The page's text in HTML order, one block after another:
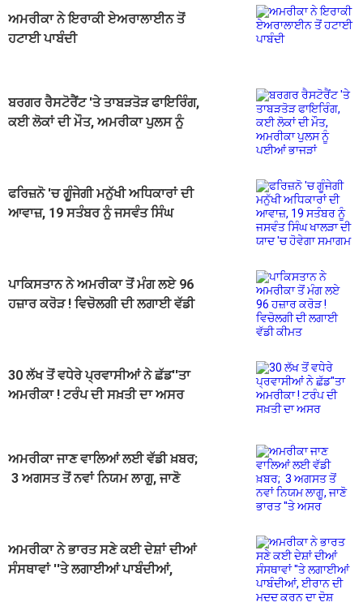
ਅਮਰੀਕਾ ਨੇ ਇਰਾਕੀ ਏਅਰਾਲਾਈਨ ਤੋਂ
ਹਟਾਈ ਪਾਬੰਦੀ
ਬਰਗਰ ਰੈਸਟੋਰੈਂਟ 'ਤੇ ਤਾਬੜਤੋੜ ਫਾਇਰਿੰਗ,
ਕਈ ਲੋਕਾਂ ਦੀ ਮੌਤ, ਅਮਰੀਕਾ ਪੁਲਸ ਨੂੰ
ਫਰਿਜ਼ਨੋ 'ਚ ਗੂੰਜੇਗੀ ਮਨੁੱਖੀ ਅਧਿਕਾਰਾਂ ਦੀ
ਆਵਾਜ਼, 19 ਸਤੰਬਰ ਨੂੰ ਜਸਵੰਤ ਸਿੰਘ
ਪਾਕਿਸਤਾਨ ਨੇ ਅਮਰੀਕਾ ਤੋਂ ਮੰਗ ਲਏ 96
ਹਜ਼ਾਰ ਕਰੋੜ ! ਵਿਚੋਲਗੀ ਦੀ ਲਗਾਈ ਵੱਡੀ
30 ਲੱਖ ਤੋਂ ਵਧੇਰੇ ਪ੍ਰਵਾਸੀਆਂ ਨੇ ਛੱਡ''ਤਾ
ਅਮਰੀਕਾ ! ਟਰੰਪ ਦੀ ਸਖ਼ਤੀ ਦਾ ਅਸਰ
ਅਮਰੀਕਾ ਜਾਣ ਵਾਲਿਆਂ ਲਈ ਵੱਡੀ ਖ਼ਬਰ;
3 ਅਗਸਤ ਤੋਂ ਨਵਾਂ ਨਿਯਮ ਲਾਗੂ, ਜਾਣੋ
ਅਮਰੀਕਾ ਨੇ ਭਾਰਤ ਸਣੇ ਕਈ ਦੇਸ਼ਾਂ ਦੀਆਂ
ਸੰਸਥਾਵਾਂ ''ਤੇ ਲਗਾਈਆਂ ਪਾਬੰਦੀਆਂ,